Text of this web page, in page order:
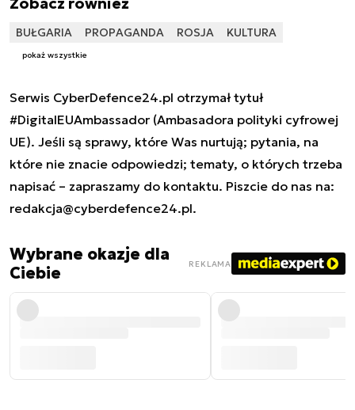
BUŁGARIA PROPAGANDA ROSJA KULTURA
pokaż wszystkie
Serwis CyberDefence24.pl otrzymał tytuł
#DigitalEUAmbassador (Ambasadora polityki cyfrowej
UE). Jeśli są sprawy, które Was nurtują; pytania, na
które nie znacie odpowiedzi; tematy, o których trzeba
napisać – zapraszamy do kontaktu. Piszcie do nas na:
redakcja@cyberdefence24.pl.
Wybrane okazje dla
Ciebie
REKLAMA